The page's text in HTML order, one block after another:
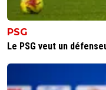
PSG
Le PSG veut un